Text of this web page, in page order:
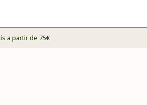
a partir de 75€